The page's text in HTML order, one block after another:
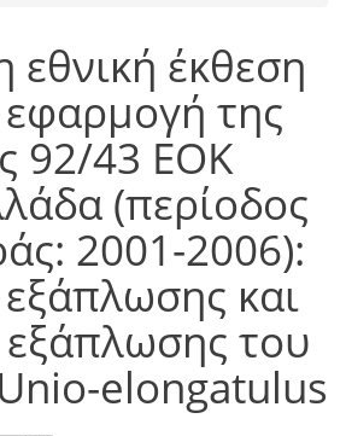
εθνική έκθεση
εφαρμογή της
92/43 ΕΟΚ
(περίοδος
2001-2006):
και
του
elongatulus